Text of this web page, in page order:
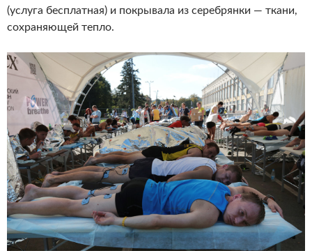
(услуга бесплатная) и покрывала из серебрянки — ткани,
сохраняющей тепло.